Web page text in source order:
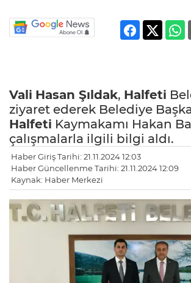
Vali Hasan Şıldak, Halfeti
ziyaret ederek Belediye
Halfeti Kaymakamı Hakan
çalışmalarla ilgili bilgi aldı.
Haber Giriş Tarihi: 21.11.2024 12:03
Haber Güncellenme Tarihi: 21.11.2024 12:09
Kaynak: Haber Merkezi